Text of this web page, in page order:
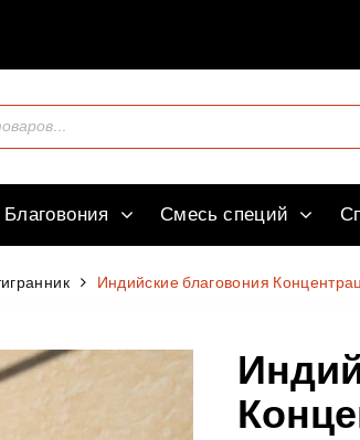
Благовония Смесь специй
Индийские благовония